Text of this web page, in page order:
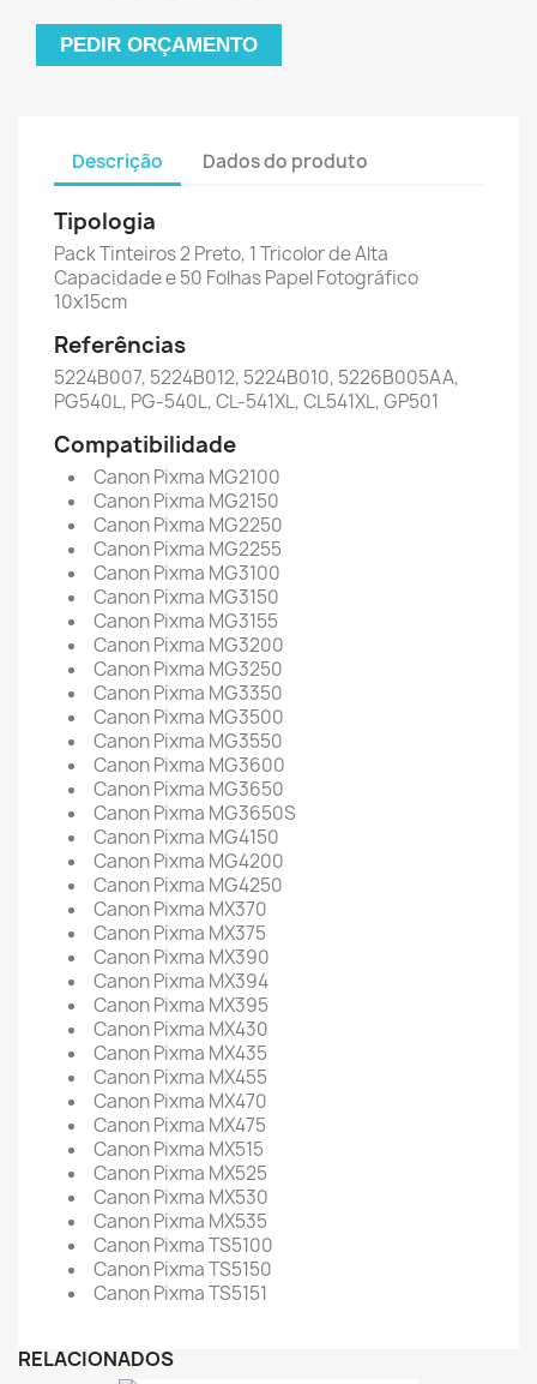
PEDIR ORÇAMENTO
Descrição Dados do produto
Tipologia
Pack Tinteiros 2 Preto, 1 Tricolor de Alta
Capacidade e 50 Folhas Papel Fotográfico
10x15cm
Referências
5224B007, 5224B012, 5224B010, 5226B005AA,
PG540L, PG-540L, CL-541XL, CL541XL, GP501
Compatibilidade
Canon Pixma MG2100
Canon Pixma MG2150
Canon Pixma MG2250
Canon Pixma MG2255
Canon Pixma MG3100
Canon Pixma MG3150
Canon Pixma MG3155
Canon Pixma MG3200
Canon Pixma MG3250
Canon Pixma MG3350
Canon Pixma MG3500
Canon Pixma MG3550
Canon Pixma MG3600
Canon Pixma MG3650
Canon Pixma MG3650S
Canon Pixma MG4150
Canon Pixma MG4200
Canon Pixma MG4250
Canon Pixma MX370
Canon Pixma MX375
Canon Pixma MX390
Canon Pixma MX394
Canon Pixma MX395
Canon Pixma MX430
Canon Pixma MX435
Canon Pixma MX455
Canon Pixma MX470
Canon Pixma MX475
Canon Pixma MX515
Canon Pixma MX525
Canon Pixma MX530
Canon Pixma MX535
Canon Pixma TS5100
Canon Pixma TS5150
Canon Pixma TS5151
RELACIONADOS